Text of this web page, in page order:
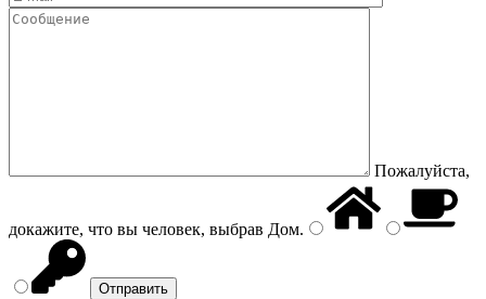
Пожалуйста,
докажите, что вы человек, выбрав Дом.